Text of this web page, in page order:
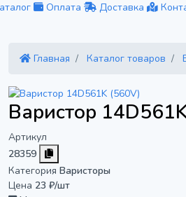
Оплата Доставка
Главная Каталог товаров
Варистор
Артикул
28359
Категория Варисторы
Цена 23 ₽/шт